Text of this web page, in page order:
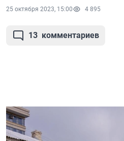
25 октября 2023, 15:00 4 895
13 комментариев